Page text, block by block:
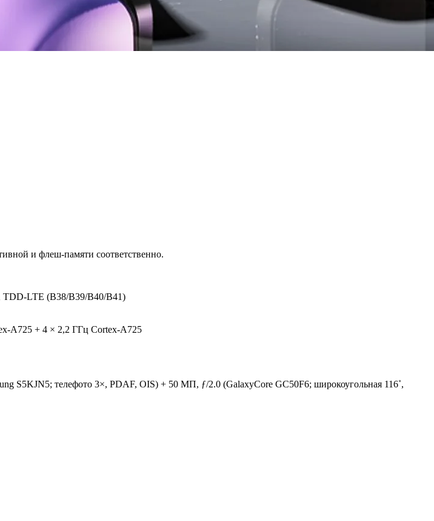
и флеш-памяти соответственно.
TDD-LTE (B38/B39/B40/B41)
A725 + 4 × 2,2 ГГц Cortex-A725
S5KJN5; телефото 3×, PDAF, OIS) + 50 МП, ƒ/2.0 (GalaxyCore GC50F6; широкоугольная 116˚,